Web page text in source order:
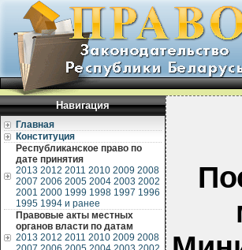
Навигация
Главная
Конституция
Республиканское право по
дате принятия
2013 2012 2011 2010 2009 2008
2007 2006 2005 2004 2003 2002
2001 2000 1999 1998 1997 1996
1995 1994 и ранее
Правовые акты местных
органов власти по датам
2013 2012 2011 2010 2009 2008